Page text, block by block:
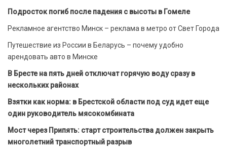
Подросток погиб после падения с высоты в Гомеле
Рекламное агентство Минск – реклама в метро от Свет Города
Путешествие из России в Беларусь – почему удобно
арендовать авто в Минске
В Бресте на пять дней отключат горячую воду сразу в
нескольких районах
Взятки как норма: в Брестской области под суд идет еще
один руководитель мясокомбината
Мост через Припять: старт строительства должен закрыть
многолетний транспортный разрыв